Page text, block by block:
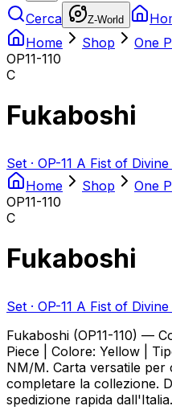
Cerca Z-World
Home
Shop One
OP11-110
C
Fukaboshi
Set · OP-11 A Fist of
Home
Shop One
OP11-110
C
Fukaboshi
Set · OP-11 A Fist of
Fukaboshi (OP11-110) —
Piece | Colore: Yellow |
NM/M. Carta versatile
completare la collezione.
spedizione rapida dall'Italia.